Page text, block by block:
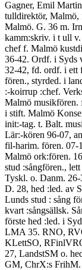
Gagner, Emil
tulldirektör, Malmö,
Malmö. G. 36 m.
kamm:skriv. i t ull
chef f. Malmö
36-42. Ordf. i Syds
32-42, fd. ordf. i ett
fören., styrded. i
:-koirrup :chef.
Malmö musikfören.
i stift. Malmö
init:-tag. t. Balt.
Lär:-kören 96-07,
fil-harim. fören. 07-
Malmö ork:fören.
stud :sångfören.,
Tyskl. o. Danm. 26-
D. 28, hed :led. av
Lunds stud : sång
kvart :sångsällsk.
förste hed :led. i
LMA 35. RNO,
KLettSO,
27, LandstSM o.
GM, ChrX:s FrihM.